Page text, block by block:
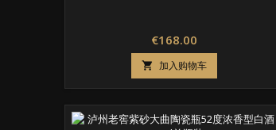
价
格
€168.00
 加入购物车